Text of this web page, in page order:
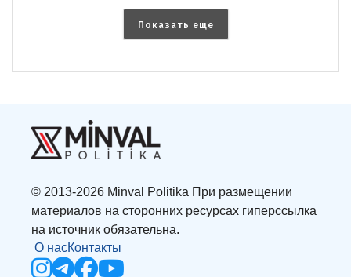
Показать еще
© 2013-2026 Minval Politika При размещении
материалов на сторонних ресурсах гиперссылка
на источник обязательна.
О насКонтакты